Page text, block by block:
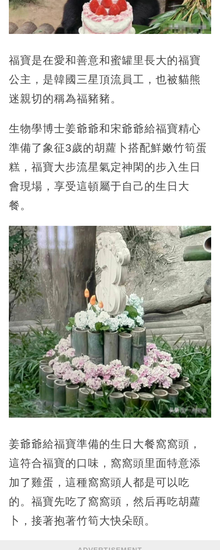
福寶是在愛和善意和蜜罐里長大的福寶
公主，是韓國三星頂流員工，也被貓熊
迷親切的稱為福豬豬。
生物學博士姜爺爺和宋爺爺給福寶精心
準備了象征3歲的胡蘿卜搭配鮮嫩竹筍蛋
糕，福寶大步流星氣定神閑的步入生日
會現場，享受這頓屬于自己的生日大
餐。
姜爺爺給福寶準備的生日大餐窩窩頭，
這符合福寶的口味，窩窩頭里面特意添
加了雞蛋，這種窩窩頭人都是可以吃
的。福寶先吃了窩窩頭，然后再吃胡蘿
卜，接著抱著竹筍大快朵頤。